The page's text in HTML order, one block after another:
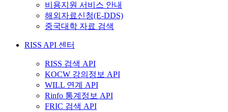
비용지원 서비스 안내
해외자료신청(E-DDS)
중국대학 자료 검색
RISS API 센터
RISS 검색 API
KOCW 강의정보 API
WILL 연계 API
Rinfo 통계정보 API
FRIC 검색 API